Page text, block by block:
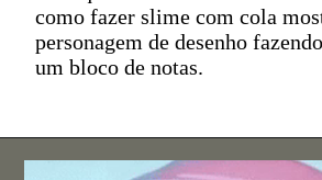
como fazer slime com cola
personagem de desenho
um bloco de notas.